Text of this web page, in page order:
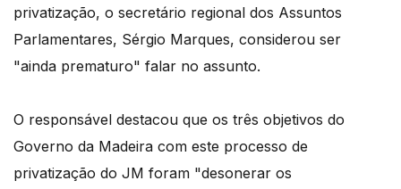
privatização, o secretário regional dos Assuntos
Parlamentares, Sérgio Marques, considerou ser
"ainda prematuro" falar no assunto.
O responsável destacou que os três objetivos do
Governo da Madeira com este processo de
privatização do JM foram "desonerar os